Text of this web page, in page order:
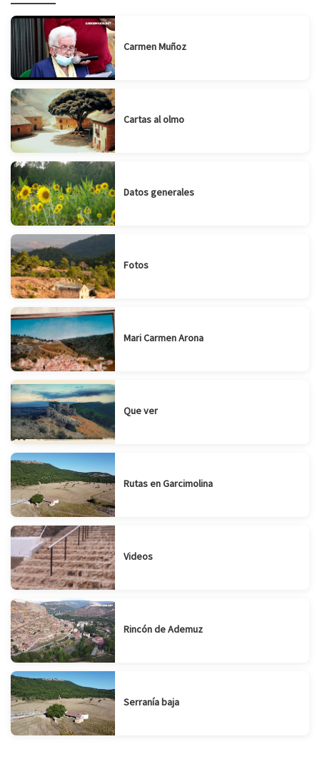
Carmen Muñoz
Cartas al olmo
Datos generales
Fotos
Mari Carmen Arona
Que ver
Rutas en Garcimolina
Videos
Rincón de Ademuz
Serranía baja